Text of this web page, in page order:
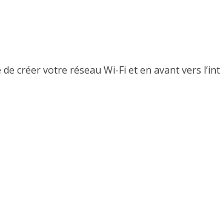
créer votre réseau Wi-Fi et en avant vers